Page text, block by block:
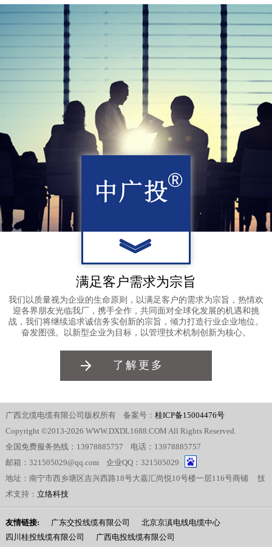
雷电过电压。2. 优化接地...
︾
满足客户需求为宗旨
我们以质量视为企业的生命原则，以满足客户的需求为宗旨，热情欢
迎各界朋友光临我厂，携手全作，共同面对全球化发展的机遇和挑
战，我们将继续追求诚信务实创新的宗旨，倾力打造行业企业地位。
奋发图强。以新型企业为目标，以管理技术机制创新为核心。
了解更多
广西北缆电缆有限公司版权所有 备案号： 桂ICP备15004476号
Copyright ©2013-2026 WWW.DXDL1688.COM All Rights Reserved.
全国免费服务热线：13978885757 电话：13978885757
邮箱：321505029@qq.com 企业QQ：321505029
地址：南宁市西乡塘区吉兴西路18号大嘉汇尚悦10号楼一层116号商铺 技
术支持： 立络科技
友情链接: 广东交投线缆有限公司
北京京滇电线电缆中心
四川桂投线缆有限公司
广西电投线缆有限公司